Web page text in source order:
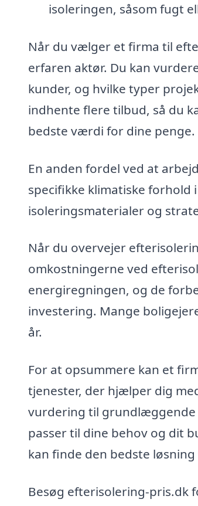
isoleringen, såsom fugt
Når du vælger et firma til
erfaren aktør. Du kan
kunder, og hvilke typer
indhente flere tilbud, så du
bedste værdi for dine penge.
En anden fordel ved at
specifikke klimatiske forhold
isoleringsmaterialer og
Når du overvejer
omkostningerne ved
energiregningen, og de
investering. Mange
år.
For at opsummere kan et
tjenester, der hjælper dig
vurdering til grundlæggende
passer til dine behov og dit
kan finde den bedste
Besøg efterisolering-pris.dk